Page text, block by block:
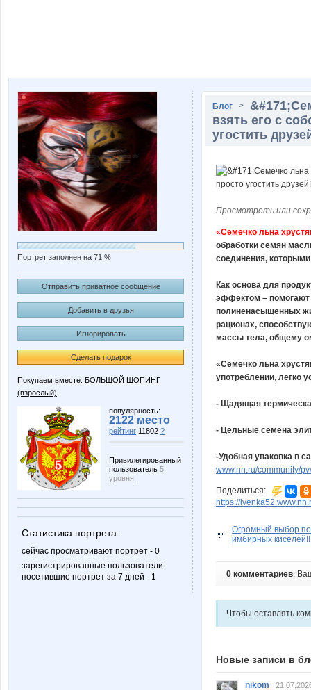
Портрет заполнен на 71 %
Отправить приватное сообщение
Добавить в друзья
Игнорировать
Сделать подарок
Покупаем вместе: БОЛЬШОЙ ШОПИНГ
(взрослый)
популярность:
2122 место
рейтинг 11802 ?
Привилегированный
пользователь 5
уровня
Статистика портрета:
сейчас просматривают портрет - 0
зарегистрированные пользователи
посетившие портрет за 7 дней - 1
Блог >
взять его с
угостить
Просмотреть или
«Семечко льна
обработки семян
соединения,
Как основа для
эффектом – помогают
полиненасыщенных
рационах,
массы тела, общему
«Семечко льна
употреблении, легко
- Щадящая
- Цельные семена
-Удобная упаковка в
www.nn.ru/community/
Поделиться:
https://
Огромный выбор
имбирных
0 комментариев.
Чтобы оставлять
Новые записи в
nikom